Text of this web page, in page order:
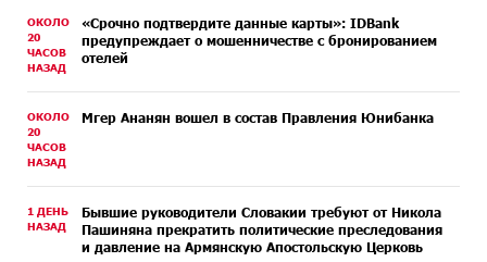
ОКОЛО
20
ЧАСОВ
НАЗАД
«Срочно подтвердите данные карты»: IDBank
предупреждает о мошенничестве с бронированием
отелей
ОКОЛО
20
ЧАСОВ
НАЗАД
Мгер Ананян вошел в состав Правления Юнибанка
1 ДЕНЬ
НАЗАД
Бывшие руководители Словакии требуют от Никола
Пашиняна прекратить политические преследования
и давление на Армянскую Апостольскую Церковь